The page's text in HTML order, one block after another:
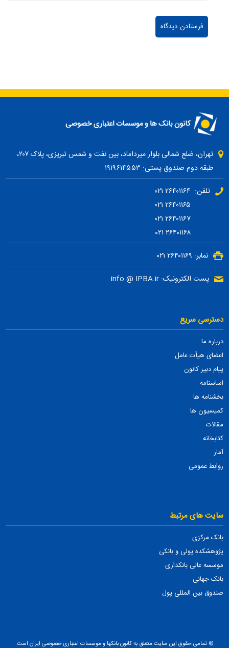
تهران، ضلع شمالی بلوار میرداماد، بین نفت و شمس تبریزی، پلاک ۲۰۷،
طبقه دوم صندوق پستی: ۱۹۱۹۶۱۴۵۵۳
تلفن: ۲۶۴۰۱۱۶۴ ۰۲۱
۲۶۴۰۱۱۶۷ ۰۲۱
۲۶۴۰۱۱۶۸ ۰۲۱
نمابر: ۲۶۴۰۱۱۶۹ ۰۲۱
پست الکترونیک: info @ IPBA.ir
دسترسی سریع
درباره ما
اعضای هیأت عامل
پیام دبیر کانون
اساسنامه
بخشنامه ها
کمیسیون ها
مقالات
کتابخانه
آمار
روابط عمومی
سایت های مرتبط
بانک مرکزی
پژوهشکده پولی و بانکی
موسسه عالی بانکداری
بانک جهانی
صندوق بین المللی پول
© تمامی حقوق این سایت متعلق به کانون بانکها و موسسات اعتباری خصوصی ایران است.